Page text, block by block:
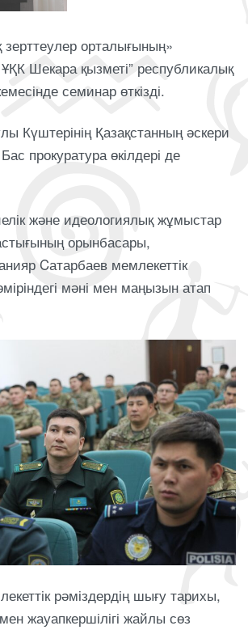
зерттеулер орталығының»
Шекара қызметі” республикалық
семинар өткізді.
Күштерінің Қазақстанның әскери
прокуратура өкілдері де
және идеологиялық жұмыстар
орынбасары,
Cатарбаев мемлекеттік
мәні мен маңызын атап
рәміздердің шығу тарихы,
жауапкершілігі жайлы сөз